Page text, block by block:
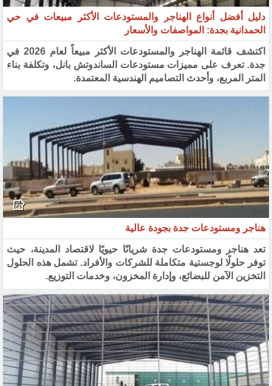
دليل أفضل أنواع الهناجر والمستودعات الأكثر مبيعات في حي
الحمدانية بجدة: المواصفات والأسعار
اكتشف قائمة الهناجر والمستودعات الأكثر مبيعاً لعام 2026 في
جدة. تعرف على مميزات مستودعات الساندوتش بانل، وتكلفة بناء
المتر المربع، وأحدث التصاميم الهندسية المعتمدة.
هناجر ومستودعات جدة بجودة عالية
تعد هناجر ومستودعات جدة شريانًا حيويًا لاقتصاد المدينة، حيث
توفر حلولًا لوجستية متكاملة للشركات والأفراد. تشمل هذه الحلول
التخزين الآمن للبضائع، وإدارة المخزون، وخدمات التوزيع.